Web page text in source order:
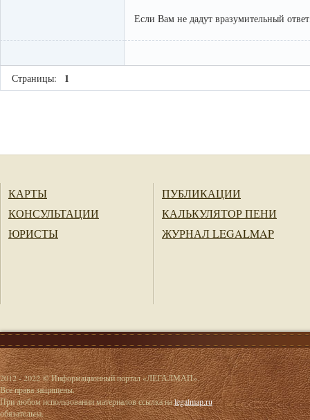
Если Вам не дадут вразумительный
Страницы: 1
КАРТЫ
КОНСУЛЬТАЦИИ
ЮРИСТЫ
ПУБЛИКАЦИИ
КАЛЬКУЛЯТОР ПЕНИ
ЖУРНАЛ LEGALMAP
2012 - 2022 © Информационный портал «ЛЕГАЛМАП».
Все права защищены.
При любом использовании материалов ссылка наlegalmap.ru
обязательна.